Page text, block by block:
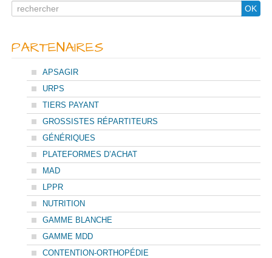
Search
for
OK
PARTENAIRES
APSAGIR
URPS
TIERS PAYANT
GROSSISTES RÉPARTITEURS
GÉNÉRIQUES
PLATEFORMES D’ACHAT
MAD
LPPR
NUTRITION
GAMME BLANCHE
GAMME MDD
CONTENTION-ORTHOPÉDIE